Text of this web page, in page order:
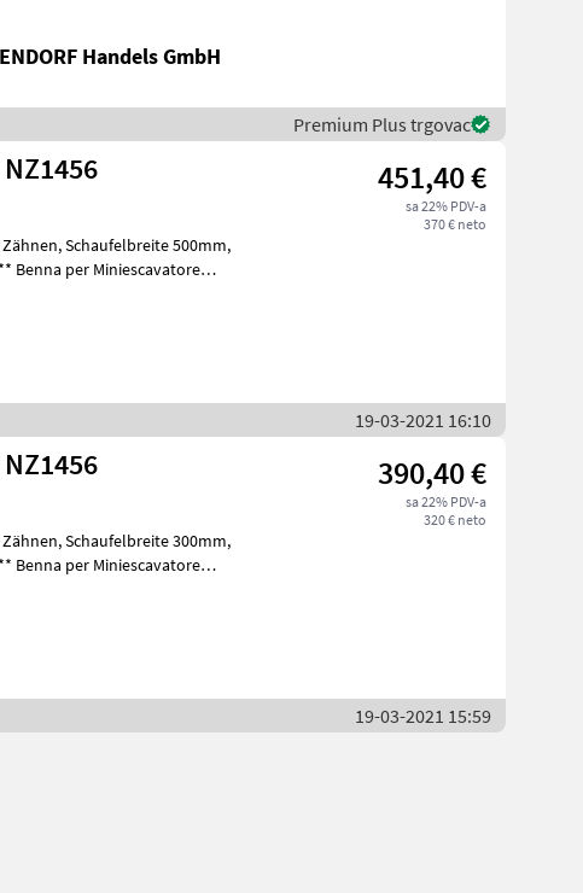
Handels GmbH
Premium Plus trgovac
451,40 €
sa 22% PDV-a
370 € neto
500mm,
19-03-2021 16:10
390,40 €
sa 22% PDV-a
320 € neto
300mm,
19-03-2021 15:59